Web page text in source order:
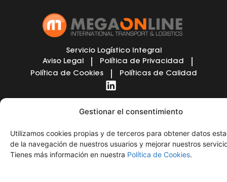
Gestionar el consentimiento
Utilizamos cookies propias y de terceros para obtener datos
de la navegación de nuestros usuarios y mejorar nuestros
Tienes más información en nuestra Política de Cookies.
Servicio Logístico Integral
Aviso Legal
Política de Privacidad
Política de Cookies
Políticas de Calidad